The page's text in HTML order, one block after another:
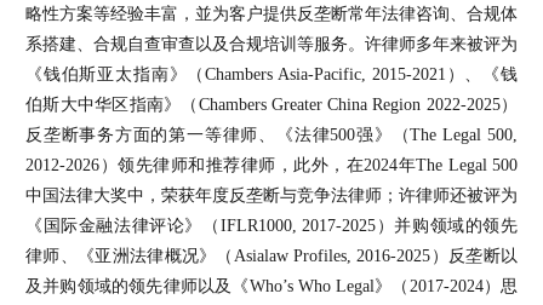
略性方案等经验丰富，並为客户提供反垄断常年法律咨询、合规体
系搭建、合规自查审查以及合规培训等服务。许律师多年来被评为
《钱伯斯亚太指南》（Chambers Asia-Pacific, 2015-2021）、《钱
伯斯大中华区指南》（Chambers Greater China Region 2022-2025）
反垄断事务方面的第一等律师、《法律500强》（The Legal 500,
2012-2026）领先律师和推荐律师，此外，在2024年The Legal 500
中国法律大奖中，荣获年度反垄断与竞争法律师；许律师还被评为
《国际金融法律评论》（IFLR1000, 2017-2025）并购领域的领先
律师、《亚洲法律概况》（Asialaw Profiles, 2016-2025）反垄断以
及并购领域的领先律师以及《Who’s Who Legal》（2017-2024）思